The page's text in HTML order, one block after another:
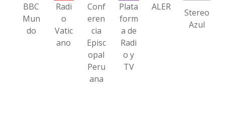
BBC
Mun
do
Radi
o
Vatic
ano
Conf
eren
cia
Episc
opal
Peru
ana
Plata
form
a de
Radi
o y
TV
ALER
Stereo
Azul